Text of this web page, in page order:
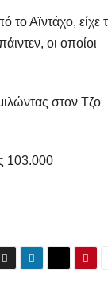
το Αϊντάχο, είχε
οι οποίοι
στον Τζο
103.000